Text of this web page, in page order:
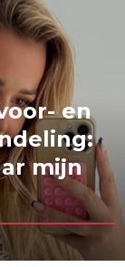
en
mijn